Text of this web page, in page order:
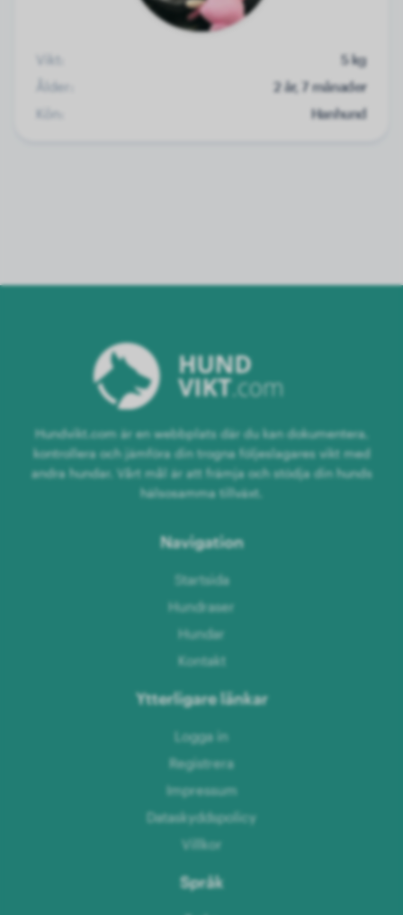
Vikt:
5 kg
Ålder:
2 år, 7 månader
Kön:
Hanhund
Hundvikt.com är en webbplats där du kan dokumentera,
kontrollera och jämföra din trogna följeslagares vikt med
andra hundar. Vårt mål är att främja och stödja din hunds
hälsosamma tillväxt.
Navigation
Startsida
Hundraser
Hundar
Kontakt
Ytterligare länkar
Logga in
Registrera
Impressum
Dataskyddspolicy
Villkor
Språk